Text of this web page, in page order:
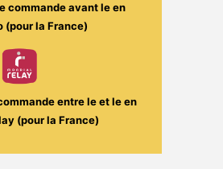
commande avant leen
(pour la France)
entre leet leen
(pour la France)